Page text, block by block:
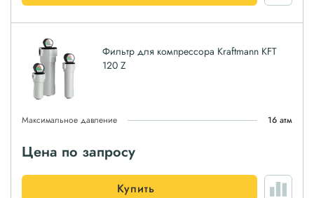
Фильтр для компрессора Kraftmann KFT
120 Z
Максимальное давление 16 атм
Цена по запросу
Купить